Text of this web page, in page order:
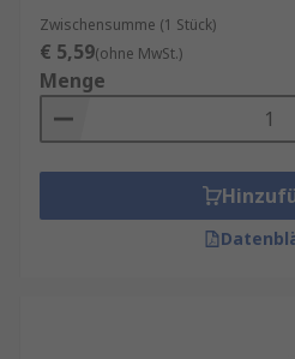
Zwischensumme (1 Stück)
€ 5,59(ohne MwSt.)
Menge